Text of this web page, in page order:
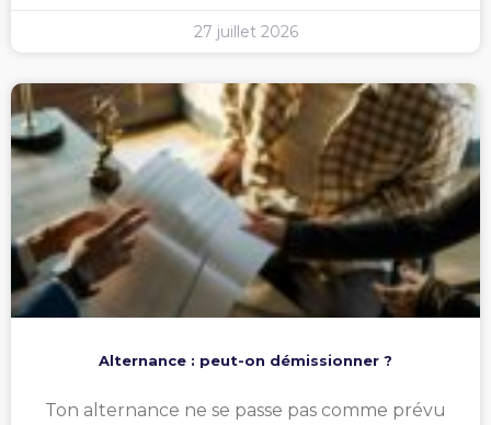
27 juillet 2026
Alternance : peut-on démissionner ?
Ton alternance ne se passe pas comme prévu